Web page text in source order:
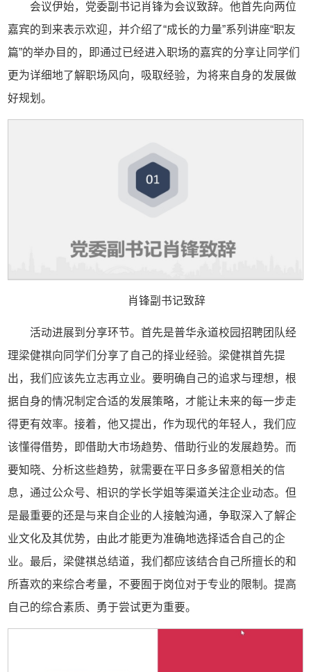
会议伊始，党委副书记肖锋为会议致辞。他首先向两位
嘉宾的到来表示欢迎，并介绍了“成长的力量”系列讲座“职友
篇”的举办目的，即通过已经进入职场的嘉宾的分享让同学们
更为详细地了解职场风向，吸取经验，为将来自身的发展做
好规划。
肖锋副书记致辞
活动进展到分享环节。首先是普华永道校园招聘团队经
理梁健祺向同学们分享了自己的择业经验。梁健祺首先提
出，我们应该先立志再立业。要明确自己的追求与理想，根
据自身的情况制定合适的发展策略，才能让未来的每一步走
得更有效率。接着，他又提出，作为现代的年轻人，我们应
该懂得借势，即借助大市场趋势、借助行业的发展趋势。而
要知晓、分析这些趋势，就需要在平日多多留意相关的信
息，通过公众号、相识的学长学姐等渠道关注企业动态。但
是最重要的还是与来自企业的人接触沟通，争取深入了解企
业文化及其优势，由此才能更为准确地选择适合自己的企
业。最后，梁健祺总结道，我们都应该结合自己所擅长的和
所喜欢的来综合考量，不要囿于岗位对于专业的限制。提高
自己的综合素质、勇于尝试更为重要。